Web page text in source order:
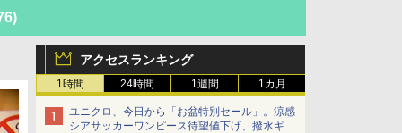
アクセスランキング
1時間 24時間 1週間 1カ月
ユニクロ、今日から「お盆特別セール」。涼感
シアサッカーワンピース待望値下げ、撥水ギア